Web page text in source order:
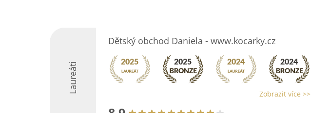
Laureáti
Dětský obchod Daniela - www.kocarky.cz
Zobrazit více >>